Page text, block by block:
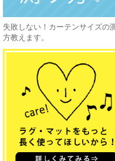
失敗しない！カーテンサイズの
方教えます。